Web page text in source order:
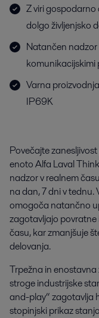
Z viri gospodarno
dolgo življenjsko
Natančen nadzor
komunikacijskimi
Varna
IP69K
Povečajte
enoto Alfa Laval
nadzor v realnem
na dan, 7 dni v
omogoča natančno
zagotavljajo povratne
času, kar zmanjšuje
delovanja.
Trpežna in
stroge industrijske
and-play“ zagotavlja
stopinjski prikaz